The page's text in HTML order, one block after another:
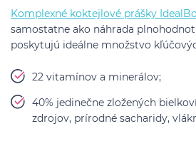
Komplexné koktejlové prášky
samostatne ako náhrada
poskytujú ideálne množstvo
22 vitamínov a minerálov;
40% jedinečne zložených
zdrojov, prírodné sacharidy,